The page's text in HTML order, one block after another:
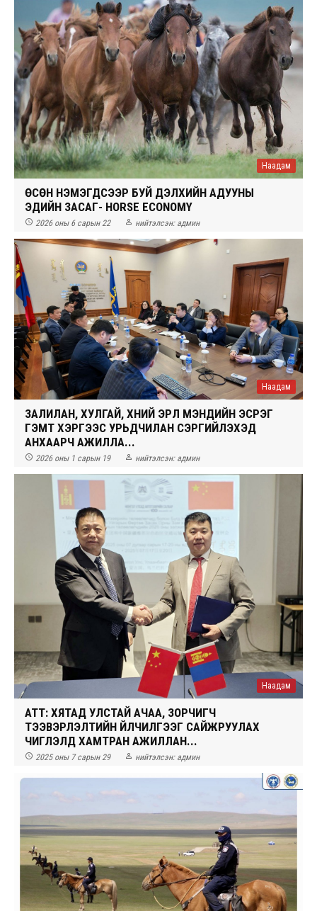
Наадам
ӨСӨН НЭМЭГДСЭЭР БУЙ ДЭЛХИЙН АДУУНЫ
ЭДИЙН ЗАСАГ- HORSE ECONOMY
 2026 оны 6 сарын 22  нийтэлсэн: админ
Наадам
ЗАЛИЛАН, ХУЛГАЙ, ХҮНИЙ ЭРҮҮЛ МЭНДИЙН ЭСРЭГ
ГЭМТ ХЭРГЭЭС УРЬДЧИЛАН СЭРГИЙЛЭХЭД
АНХААРЧ АЖИЛЛА...
 2026 оны 1 сарын 19  нийтэлсэн: админ
Наадам
АТҮТ: ХЯТАД УЛСТАЙ АЧАА, ЗОРЧИГЧ
ТЭЭВЭРЛЭЛТИЙН ҮЙЛЧИЛГЭЭГ САЙЖРУУЛАХ
ЧИГЛЭЛД ХАМТРАН АЖИЛЛАН...
 2025 оны 7 сарын 29  нийтэлсэн: админ